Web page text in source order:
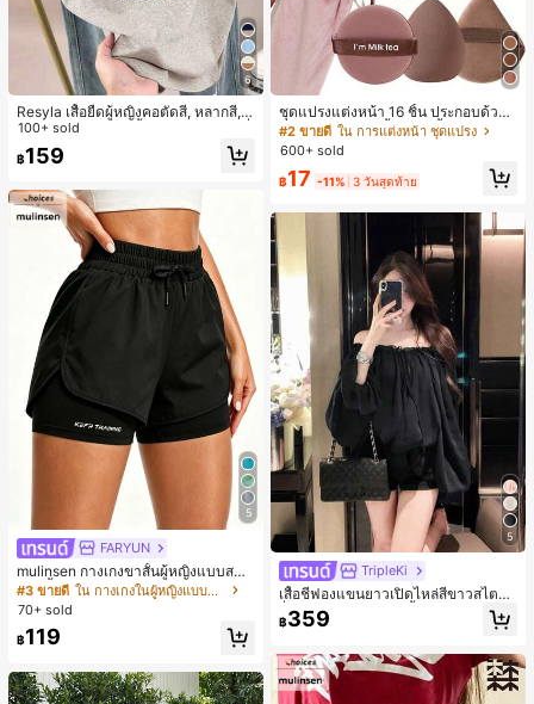
6
Resyla เสื้อยืดผู้หญิงคอตัดสี, หลากสี, ล
ายพิมพ์แมวน่ารัก, เสื้อสำหรับออกไปเที่
ยวฤดูร้อน, ดีไซน์กราฟิก, ความรู้สึกพรีเ
มียม, ลำลองอเนกประสงค์, สวมใส่ประ
เสื้อผ้ากลางแจ้ง
100+ sold
฿159
5
FARYUN
mulinsen กางเกงขาสั้นผู้หญิงแบบสบา
ยๆ สีพื้น หลวม อเนกประสงค์ กางเกงขา
สั้นกีฬา 2-In-1 สำหรับวิ่ง ฟิตเนส และก
ารฝึกซ้อมกีฬาในฤดูร้อน
#3 ขายดี
ใน กางเกงในผู้หญิงแบบแอคทีฟ
70+ sold
฿119
ชุดแปรงแต่งหน้า 16 ชิ้น ประกอบด้วยแ
ปรงแต่งหน้า 13 ชิ้น, ฟองน้ำแต่งหน้ารู
ปหยดน้ำ 1 ชิ้น, แปรงแป้งรองพื้นกลม 1
1 ชิ้น - ชุดคลาสสิก ทำจากขนสังเคราะ
หญิงและเด็กผู้หญิง เหมาะสำหรับฤดูใบ
ไม้ร่วงและฤดูหนาว
#2 ขายดี ใน การแต่งหน้า ชุดแปรง
600+ sold
฿17 -11% 3 วันสุดท้าย
5
TripleKi
เสื้อชีฟองแขนยาวเปิดไหล่สีขาวสไตล์ฝ
รั่งเศสสำหรับผู้หญิง, เสื้อฤดูร้อนหรูหราเ
รียบง่ายเซ็กซี่สวยงามมีเอกลักษณ์สีดำ
฿359